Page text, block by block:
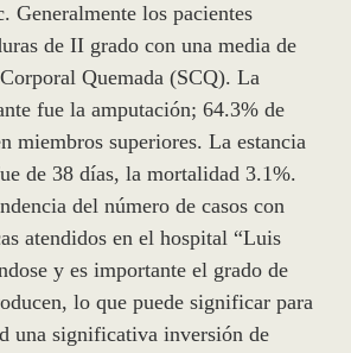
Generalmente los pacientes
de II grado con una media de
Quemada (SCQ). La
fue la amputación; 64.3% de
miembros superiores. La estancia
de 38 días, la mortalidad 3.1%.
del número de casos con
atendidos en el hospital “Luis
y es importante el grado de
lo que puede significar para
una significativa inversión de